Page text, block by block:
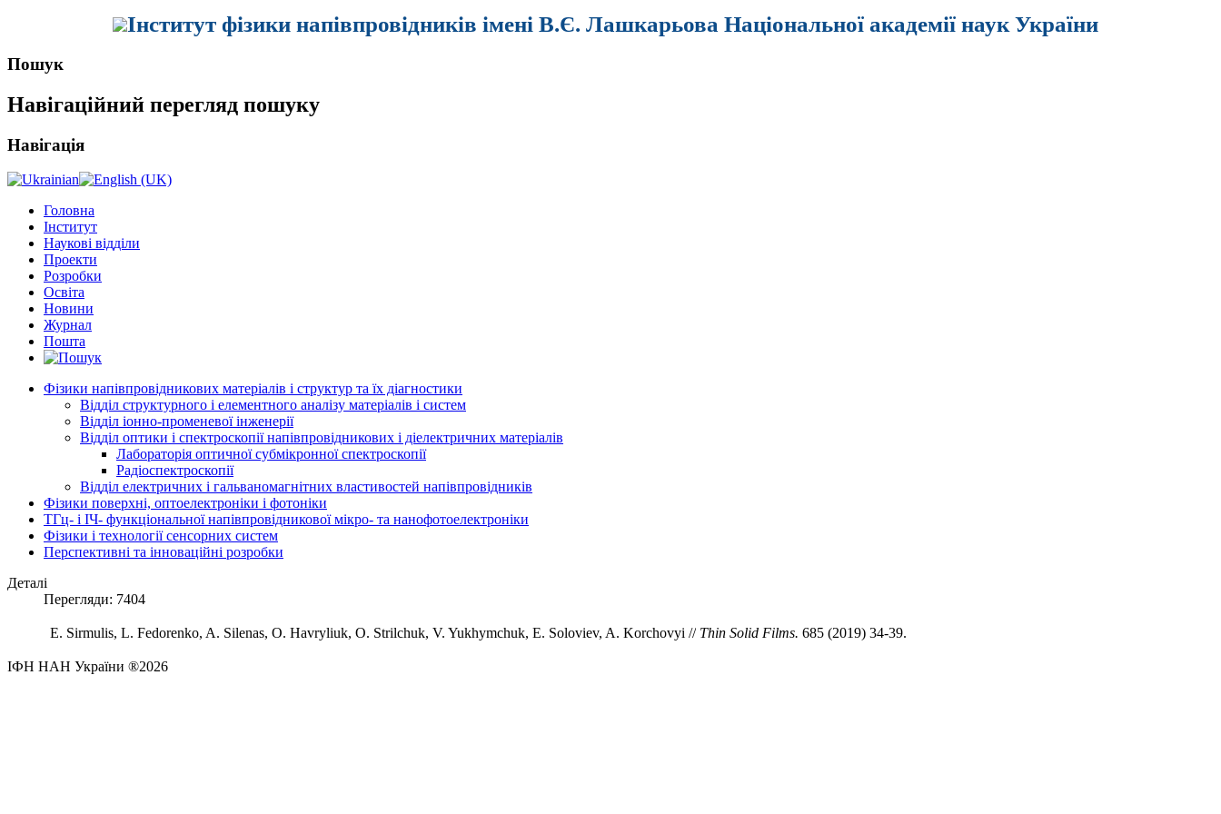
Інститут фізики напівпровідників імені В.Є. Лашкарьова Національної академії наук України
Пошук
Навігаційний перегляд пошуку
Навігація
Головна
Інститут
Наукові відділи
Проекти
Розробки
Освіта
Новини
Журнал
Пошта
Фізики напівпровідникових матеріалів і структур та їх діагностики
Відділ структурного і елементного аналізу матеріалів і систем
Відділ іонно-променевої інженерії
Відділ оптики і спектроскопії напівпровідникових і діелектричних матеріалів
Лабораторія оптичної субмікронної спектроскопії
Радіоспектроскопії
Відділ електричних і гальваномагнітних властивостей напівпровідників
Фізики поверхні, оптоелектроніки і фотоніки
ТГц- і ІЧ- функціональної напівпровідникової мікро- та нанофотоелектроніки
Фізики і технології сенсорних систем
Перспективні та інноваційні розробки
Деталі
Перегляди: 7404
E. Sirmulis, L. Fedorenko, A. Silenas, O. Havryliuk, O. Strilchuk, V. Yukhymchuk, E. Soloviev, A. Korchovyi // Thin Solid Films. 685 (2019) 34-39.
ІФН НАН України ®2026